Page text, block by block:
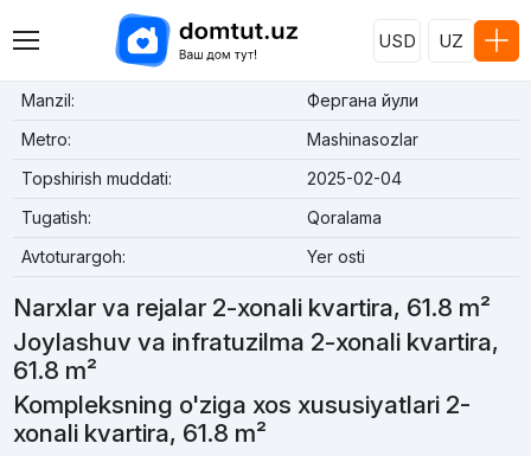
USD UZ
Manzil:
Фергана йули
Metro:
Mashinasozlar
Topshirish muddati:
2025-02-04
Tugatish:
Qoralama
Avtoturargoh:
Yer osti
Narxlar va rejalar 2-xonali kvartira, 61.8 m²
Joylashuv va infratuzilma 2-xonali kvartira,
61.8 m²
Kompleksning o'ziga xos xususiyatlari 2-
xonali kvartira, 61.8 m²